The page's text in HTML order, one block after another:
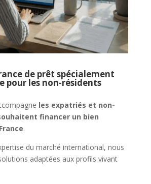
de prêt spécialement
pour les non-résidents
les expatriés et non-
financer un bien
.
du marché international, nous
adaptées aux profils vivant